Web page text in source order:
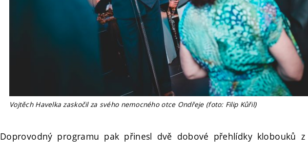
Vojtěch Havelka zaskočil za svého nemocného otce Ondřeje (foto: Filip Kůřil)
Doprovodný programu pak přinesl dvě dobové přehlídky klobouků